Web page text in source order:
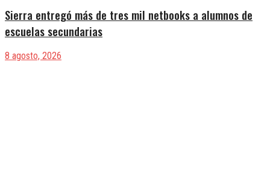
Sierra entregó más de tres mil netbooks a alumnos de
escuelas secundarias
8 agosto, 2026